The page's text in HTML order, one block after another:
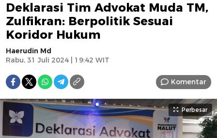
Deklarasi Tim Advokat Muda TM,
Zulfikran: Berpolitik Sesuai
Koridor Hukum
Haerudin Md
Rabu, 31 Juli 2024 | 19:42 WIT
Komentar
Perbesar